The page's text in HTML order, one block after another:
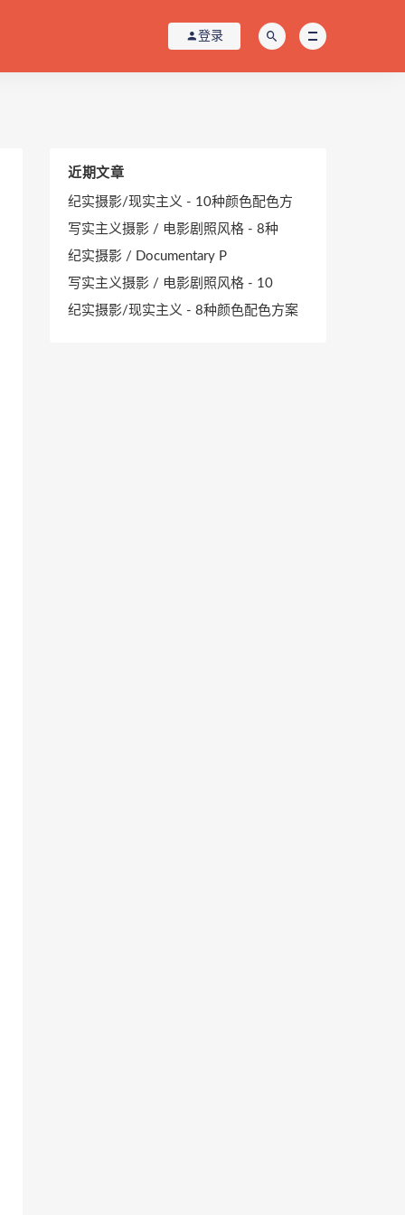
登录
近期文章
纪实摄影/现实主义 - 10种颜色配色方
写实主义摄影 / 电影剧照风格 - 8种
纪实摄影 / Documentary P
写实主义摄影 / 电影剧照风格 - 10
纪实摄影/现实主义 - 8种颜色配色方案